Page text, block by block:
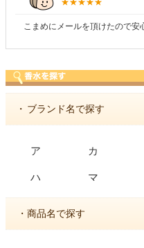
こまめにメールを頂けたので安
・ ブランド名で探す
ア カ
ハ マ
・商品名で探す